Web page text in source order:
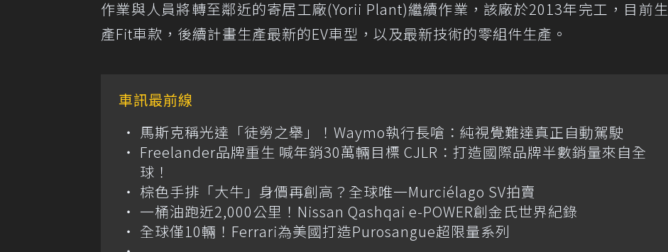
作業與人員將轉至鄰近的寄居工廠(Yorii Plant)繼續作業，該廠於2013年完工，目前生
產Fit車款，後續計畫生產最新的EV車型，以及最新技術的零組件生產。
車訊最前線
馬斯克稱光達「徒勞之舉」！Waymo執行長嗆：純視覺難達真正自動駕駛
Freelander品牌重生 喊年銷30萬輛目標 CJLR：打造國際品牌半數銷量來自全
球！
棕色手排「大牛」身價再創高？全球唯一Murciélago SV拍賣
一桶油跑近2,000公里！Nissan Qashqai e-POWER創金氏世界紀錄
全球僅10輛！Ferrari為美國打造Purosangue超限量系列